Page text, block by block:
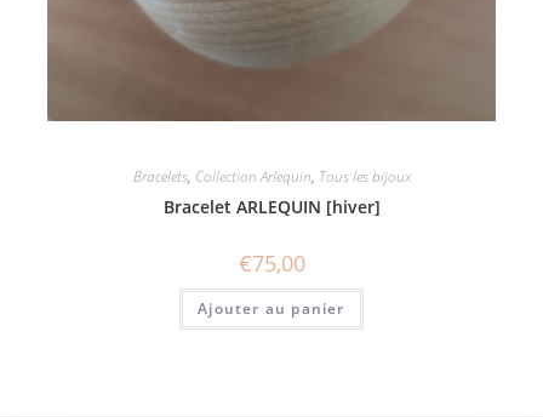
Bracelets, Collection Arlequin, Tous les bijoux
Bracelet ARLEQUIN [hiver]
€75,00
Ajouter au panier